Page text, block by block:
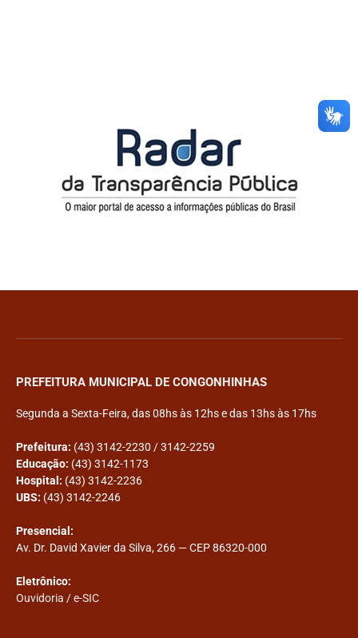
PREFEITURA MUNICIPAL DE CONGONHINHAS
Segunda a Sexta-Feira, das 08hs às 12hs e das 13hs às 17hs
Prefeitura: (43) 3142-2230 / 3142-2259
Educação: (43) 3142-1173
Hospital: (43) 3142-2236
UBS: (43) 3142-2246
Presencial:
Av. Dr. David Xavier da Silva, 266 — CEP 86320-000
Eletrônico:
Ouvidoria /e-SIC